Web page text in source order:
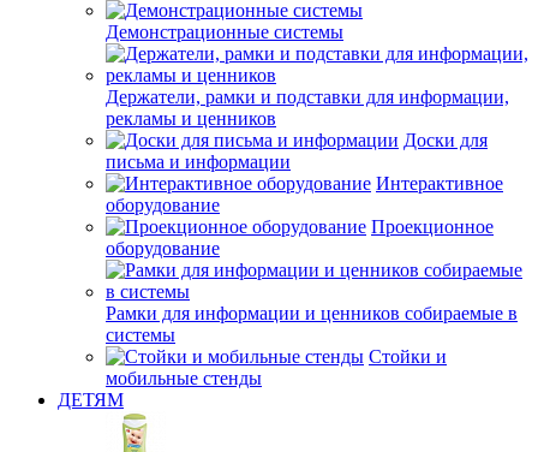
Демонстрационные системы
Держатели, рамки и подставки для информации,
рекламы и ценников
Доски для
письма и информации
Интерактивное
оборудование
Проекционное
оборудование
Рамки для информации и ценников собираемые в
системы
Стойки и
мобильные стенды
ДЕТЯМ